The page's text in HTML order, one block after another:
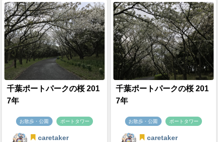
千葉ポートパークの桜 201
7年
お散歩・公園 ポートタワー
caretaker
千葉ポートパークの桜 201
7年
お散歩・公園 ポートタワー
caretaker